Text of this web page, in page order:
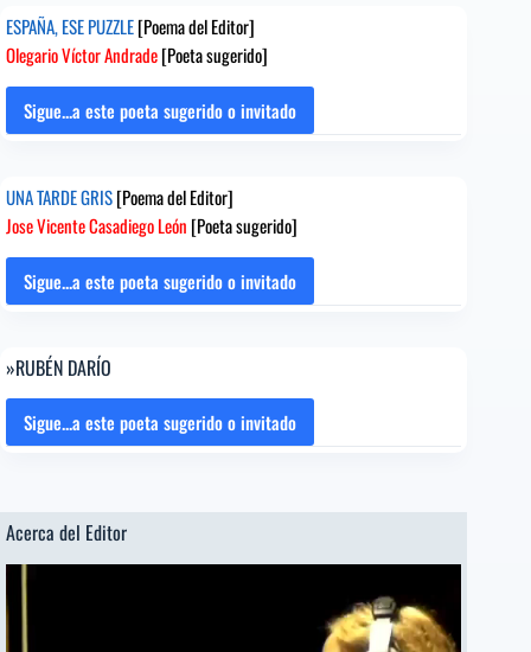
[Poeta
sugerido]
del
Editor]
César
Young
Núñez
sugerido]
ESPAÑA, ESE PUZZLE[Poema del Editor]
Olegario Víctor Andrade[Poeta sugerido]
Sigue...a este poeta sugerido o invitado
ESPAÑA,
[Poema
del
Editor]
Olegario
Víctor
UNA TARDE GRIS[Poema del Editor]
Jose Vicente Casadiego León [Poeta sugerido]
Sigue...a este poeta sugerido o invitado
UNA
del
Editor]
Jose
»RUBÉN DARÍO
Sigue...a este poeta sugerido o invitado
»RUBÉN
Acerca del Editor
de
vídeo